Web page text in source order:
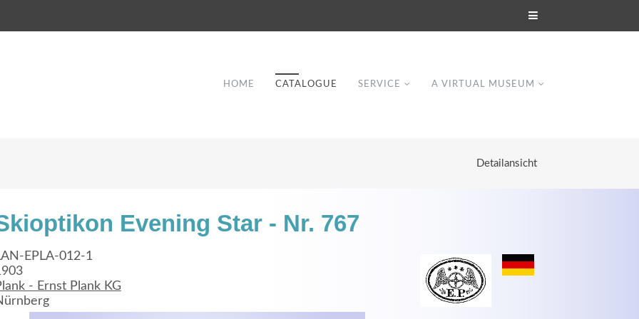
HOME CATALOGUE SERVICE A VIRTUAL MUSEUM
Detailansicht
Evening Star - Nr. 767
EPLA-012-1
- Ernst Plank KG
adipiscing elit. Aenean commodo ligula eget
dolor.
Lorem ipsum dolor sit amet, consectetuer
adipiscing elit. Aenean commodo ligula eget